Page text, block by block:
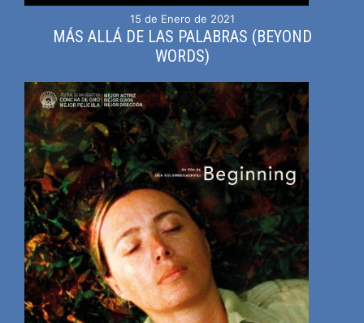
15 de Enero de 2021
MÁS ALLÁ DE LAS PALABRAS (BEYOND
WORDS)